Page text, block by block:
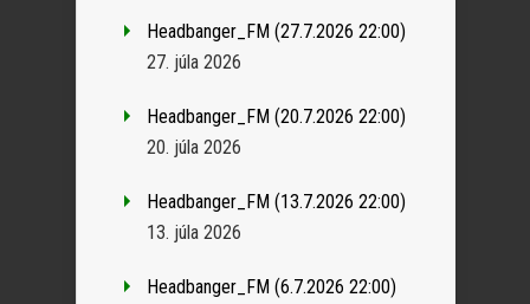
Headbanger_FM (27.7.2026 22:00)
27. júla 2026
Headbanger_FM (20.7.2026 22:00)
20. júla 2026
Headbanger_FM (13.7.2026 22:00)
13. júla 2026
Headbanger_FM (6.7.2026 22:00)